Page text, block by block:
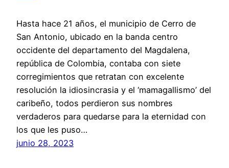
Hasta hace 21 años, el municipio de Cerro de
San Antonio, ubicado en la banda centro
occidente del departamento del Magdalena,
república de Colombia, contaba con siete
corregimientos que retratan con excelente
resolución la idiosincrasia y el ‘mamagallismo’ del
caribeño, todos perdieron sus nombres
verdaderos para quedarse para la eternidad con
los que les puso…
junio 28, 2023